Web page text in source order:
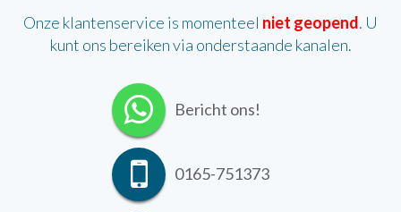
Onze klantenservice is momenteel niet geopend. U
kunt ons bereiken via onderstaande kanalen.
Bericht ons!
0165-751373